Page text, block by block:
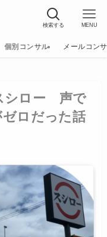
検索する MENU
個別コンサル メールコン
シロー 声で
ロだった話